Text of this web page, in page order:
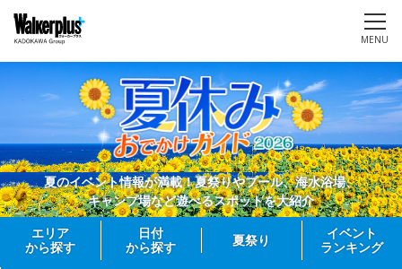
MENU
夏のイベント情報が満載！夏祭りやプール、海水浴場、
キャンプ場など遊べるスポットを大紹介
エリア
から探す
日付
から探す
夏祭り
イベント
ランキング